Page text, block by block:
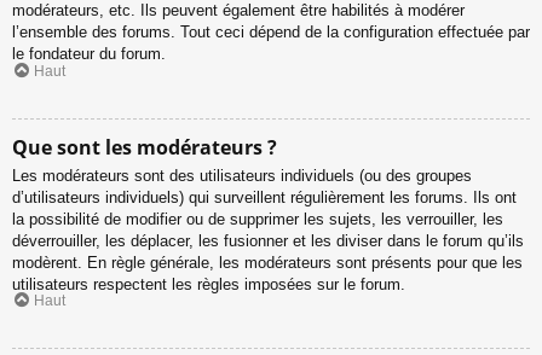
modérateurs, etc. Ils peuvent également être habilités à modérer
l’ensemble des forums. Tout ceci dépend de la configuration effectuée par
le fondateur du forum.
Haut
Que sont les modérateurs ?
Les modérateurs sont des utilisateurs individuels (ou des groupes
d’utilisateurs individuels) qui surveillent régulièrement les forums. Ils ont
la possibilité de modifier ou de supprimer les sujets, les verrouiller, les
déverrouiller, les déplacer, les fusionner et les diviser dans le forum qu’ils
modèrent. En règle générale, les modérateurs sont présents pour que les
utilisateurs respectent les règles imposées sur le forum.
Haut